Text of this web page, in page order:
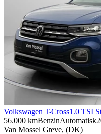
Volkswagen T-Cross1.0 TSI
56.000 kmBenzinAutomatisk
Van Mossel Greve, (DK)